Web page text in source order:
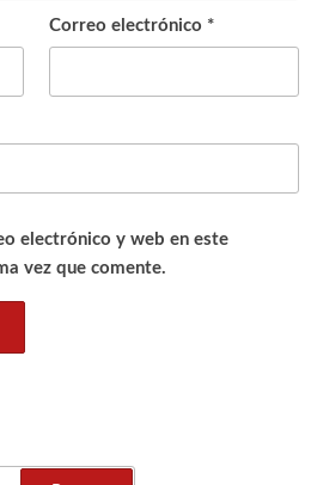
Correo electrónico *
electrónico y web en este
vez que comente.